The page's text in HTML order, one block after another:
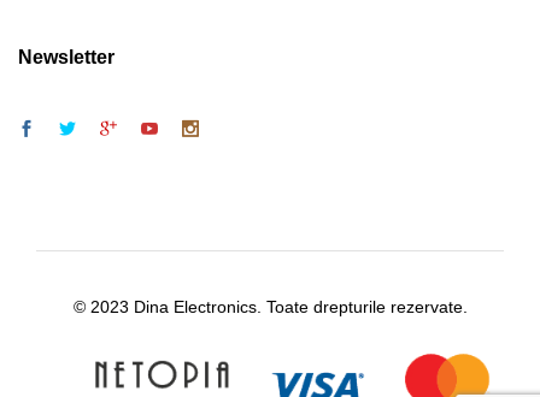
Newsletter
© 2023 Dina Electronics. Toate drepturile rezervate.